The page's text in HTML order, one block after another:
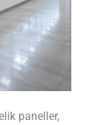
paneller,